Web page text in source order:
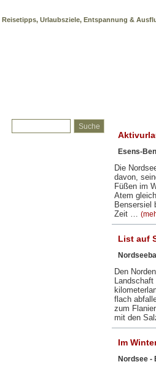
Reisetipps, Urlaubsziele, Entspannung &
Esens-
Die
davon,
Füßen im
Atem
Bensersiel
Zeit …
List auf
Den
flach
zum
mit den
Im
Nordsee -